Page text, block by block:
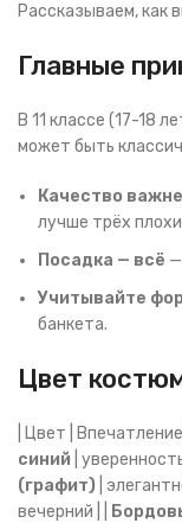
Рассказываем, как
Главные
В 11 классе (17-18
может быть
Качество
лучше трёх
Посадка — всё
Учитывайте
банкета.
Цвет
| Цвет |
синий |
(графит) |
вечерний | |